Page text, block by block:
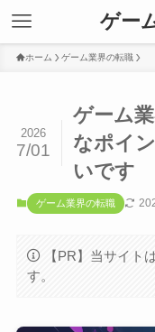
ゲー
ホーム ゲーム業界の転職
ゲーム
なポイ
いです
2026
7/01
ゲーム業界の転職
【PR】当サイト
す。